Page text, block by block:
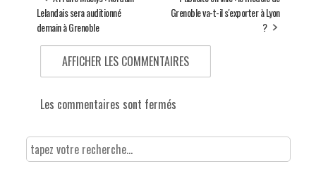
Lelandais sera auditionné
demain à Grenoble
Grenoble va-t-il s'exporter à Lyon
?
AFFICHER LES COMMENTAIRES
Les commentaires sont fermés